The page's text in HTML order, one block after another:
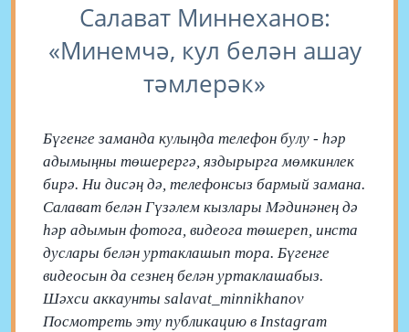
Салават Миннеханов:
«Минемчә, кул белән ашау
тәмлерәк»
Бүгенге заманда кулыңда телефон булу - һәр
адымыңны төшерергә, яздырырга мөмкинлек
бирә. Ни дисәң дә, телефонсыз бармый замана.
Салават белән Гүзәлем кызлары Мәдинәнең дә
һәр адымын фотога, видеога төшереп, инста
дуслары белән уртаклашып тора. Бүгенге
видеосын да сезнең белән уртаклашабыз.
Шәхси аккаунты salavat_minnikhanov
Посмотреть эту публикацию в Instagram